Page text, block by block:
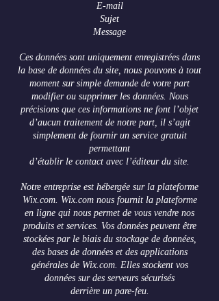
E-mail
Sujet
Message
Ces données sont uniquement enregistrées dans
la base de données du site, nous pouvons à tout
moment sur simple demande de votre part
modifier ou supprimer les données. Nous
précisions que ces informations ne font l’objet
d’aucun traitement de notre part, il s’agit
simplement de fournir un service gratuit
permettant
d’établir le contact avec l’éditeur du site.
Notre entreprise est hébergée sur la plateforme
Wix.com. Wix.com nous fournit la plateforme
en ligne qui nous permet de vous vendre nos
produits et services. Vos données peuvent être
stockées par le biais du stockage de données,
des bases de données et des applications
générales de Wix.com. Elles stockent vos
données sur des serveurs sécurisés
derrière un pare-feu.